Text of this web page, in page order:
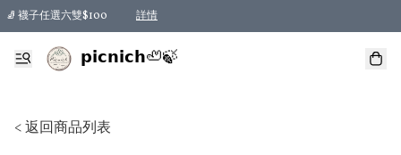
🧦 襪子任選六雙$100 詳情
𝗽𝗶𝗰𝗻𝗶𝗰𝗵🦥🍃
< 返回商品列表